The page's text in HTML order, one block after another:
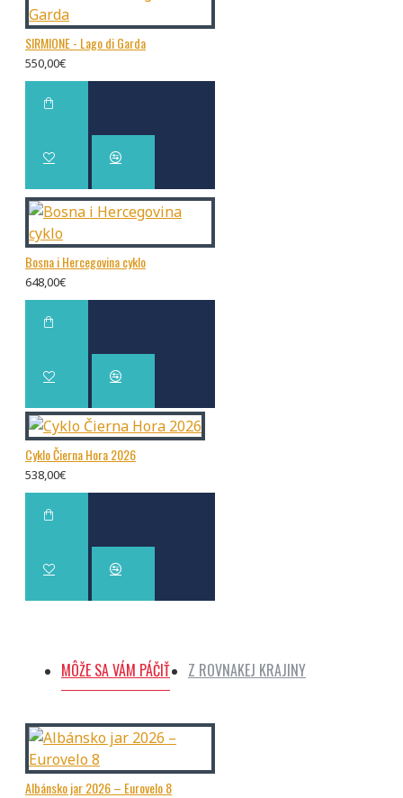
SIRMIONE - Lago di Garda
550,00€
Bosna i Hercegovina cyklo
648,00€
Cyklo Čierna Hora 2026
538,00€
MÔŽE SA VÁM PÁČIŤ Z ROVNAKEJ KRAJINY
Albánsko jar 2026 – Eurovelo 8